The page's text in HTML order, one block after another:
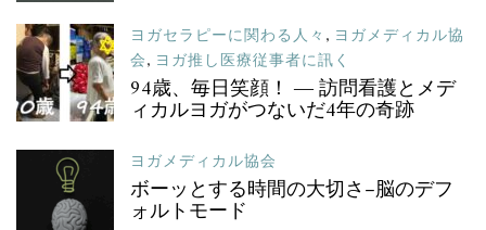
ヨガセラピーに関わる人々 , ヨガメディカル協
会, ヨガ推し医療従事者に訊く
94歳、毎日笑顔！ ― 訪問看護とメデ
ィカルヨガがつないだ4年の奇跡
ヨガメディカル協会
ボーッとする時間の大切さ–脳のデフ
ォルトモード